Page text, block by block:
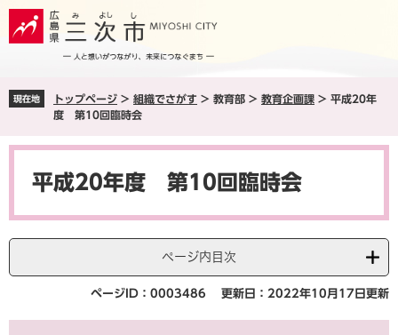
ペ
ジ
メ
ュ
現在地 トップページ > 組織でさがす > 教育部 > 教育企画課 > 平成20年
度 第10回臨時会
本
平成20年度 第10回臨時会
ページ内目次
ページID：0003486 更新日：2022年10月17日更新